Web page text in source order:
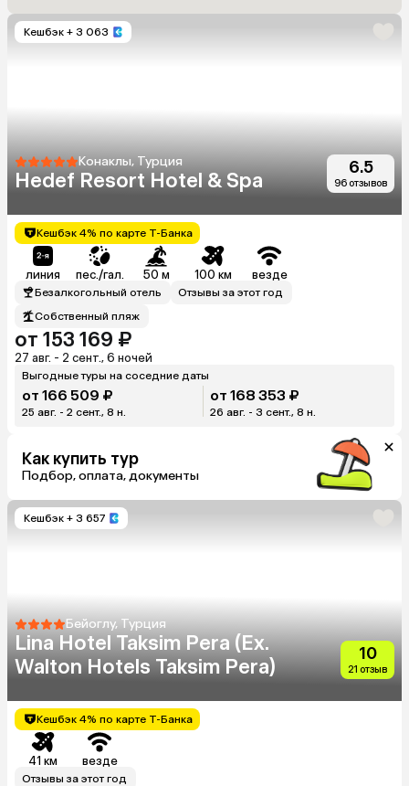
Кешбэк + 3 063
Конаклы, Турция
Hedef Resort Hotel & Spa
6.5
96 отзывов
Кешбэк 4% по карте Т-Банка
линия пес./гал. 50 м 100 км везде
Безалкогольный отель
Отзывы за этот год
Собственный пляж
от 153 169 ₽
27 авг. - 2 сент., 6 ночей
Выгодные туры на соседние даты
от 166 509 ₽
25 авг. - 2 сент., 8 н.
от 168 353 ₽
26 авг. - 3 сент., 8 н.
Как купить тур
Подбор, оплата, документы
Кешбэк + 3 657
Бейоглу, Турция
Lina Hotel Taksim Pera (Ex.
Walton Hotels Taksim Pera)
10
21 отзыв
Кешбэк 4% по карте Т-Банка
41 км везде
Отзывы за этот год